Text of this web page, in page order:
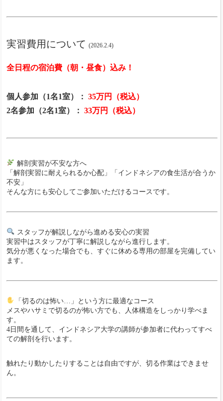
実習費用について(2026.2.4)
全日程の宿泊費（朝・昼食）込み！
個人参加（1名1室）：
35万円（税込）
2名参加（2名1室）：
33万円（税込）
解剖実習が不安な方へ
「解剖実習に耐えられるか心配」「インドネシアの食生活が合うか
不安」
そんな方にも安心してご参加いただけるコースです。
スタッフが解説しながら進める安心の実習
実習中はスタッフが丁寧に解説しながら進行します。
気分が悪くなった場合でも、すぐに休める専用の部屋を完備してい
ます。
「切るのは怖い…」という方に最適なコース
メスやハサミで切るのが怖い方でも、人体構造をしっかり学べま
す。
4日間を通して、インドネシア大学の講師が参加者に代わってすべ
ての解剖を行います。
触れたり動かしたりすることは自由ですが、切る作業はできませ
ん。